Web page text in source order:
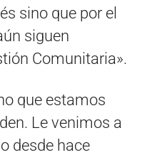
sino que por el
siguen
Comunitaria».
que estamos
Le venimos a
desde hace